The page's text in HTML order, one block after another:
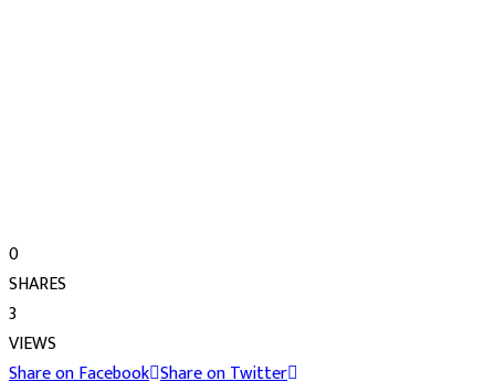
0
SHARES
3
VIEWS
Share on Facebook Share on Twitter